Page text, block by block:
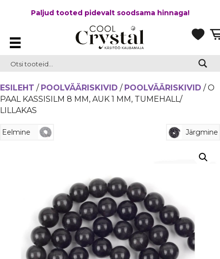
Paljud tooted pidevalt soodsama hinnaga!
ESILEHT / POOLVÄÄRISKIVID / POOLVÄÄRISKIVID / O
PAAL KASSISILM 8 MM, AUK 1 MM, TUMEHALL/
LILLAKAS
Eelmine Järgmine